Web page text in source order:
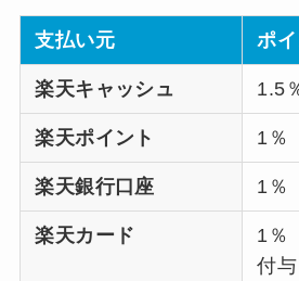
支払い元 ポ
楽天キャッシュ 1.5
楽天ポイント 1％
楽天銀行口座 1％
楽天カード
1％
付与